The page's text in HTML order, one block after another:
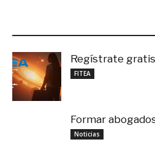
Regístrate
FITEA
Formar
Noticias